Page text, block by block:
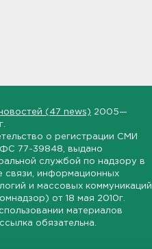
(47 news) 2005—
о регистрации СМИ
77-39848 , выдано
службой по надзору в
связи, информационных
и массовых коммуникаций
от 18 мая 2010г.
материалов
обязательна.